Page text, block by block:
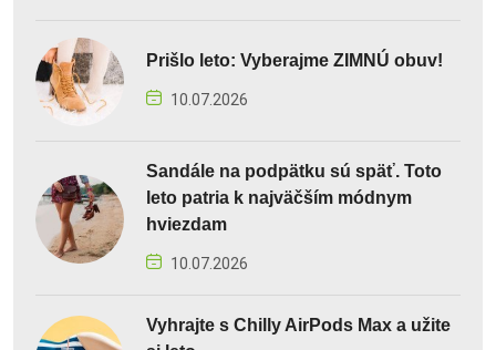
Prišlo leto: Vyberajme ZIMNÚ obuv!
10.07.2026
Sandále na podpätku sú späť. Toto
leto patria k najväčším módnym
hviezdam
10.07.2026
Vyhrajte s Chilly AirPods Max a užite